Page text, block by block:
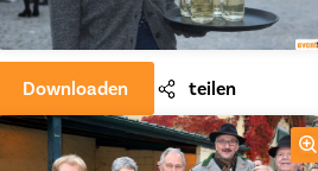
Downloaden teilen